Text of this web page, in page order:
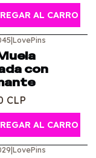
AL CARRO
|LovePins
con
CLP
AL CARRO
|LovePins